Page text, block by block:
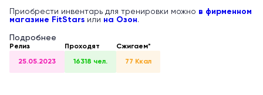
Приобрести инвентарь для тренировки можно в фирменном
магазине FitStars или на Озон.
Подробнее
Релиз
25.05.2023
Проходят
16318 чел.
Сжигаем*
77 Ккал